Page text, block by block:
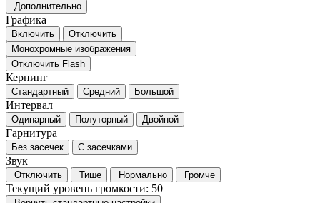
Дополнительно
Графика
Включить
Отключить
Монохромные изображения
Отключить Flash
Кернинг
Стандартный Средний Большой
Интервал
Одинарный Полуторный Двойной
Гарнитура
Без засечек С засечками
Звук
Отключить Тише Нормально Громче
Текущий уровень громкости: 50